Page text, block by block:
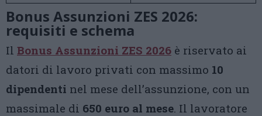
Bonus Assunzioni ZES 2026:
requisiti e schema
Il Bonus Assunzioni ZES 2026 è riservato ai
datori di lavoro privati con massimo 10
dipendenti nel mese dell’assunzione, con un
massimale di 650 euro al mese. Il lavoratore